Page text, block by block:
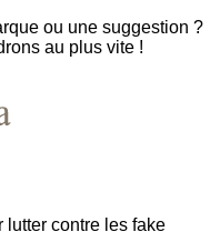
ou une suggestion ?
au plus vite !
lutter contre les fake